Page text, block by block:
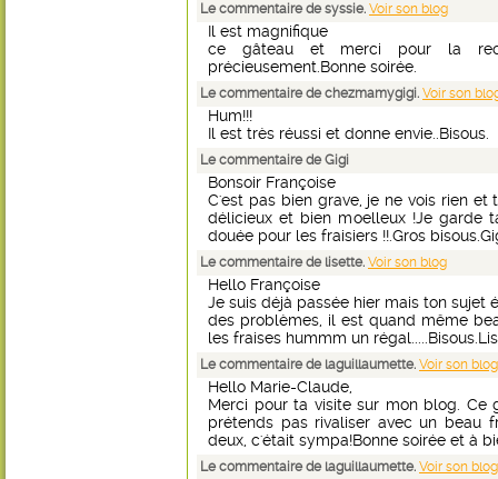
Le commentaire de syssie. Voir son blog
Il est magnifique
ce gâteau et merci pour la
précieusement.Bonne soirée.
Le commentaire de chezmamygigi. Voir son
Hum!!!
Il est très réussi et donne envie..Bisous.
Le commentaire de Gigi
Bonsoir Françoise
C'est pas bien grave, je ne vois rien
délicieux et bien moelleux !Je garde
douée pour les fraisiers !!.Gros
Le commentaire de lisette. Voir son blog
Hello Françoise
Je suis déjà passée hier mais ton sujet
des problèmes, il est quand même
les fraises hummm un
Le commentaire de laguillaumette. Voir son blog
Hello Marie-Claude,
Merci pour ta visite sur mon blog. Ce
prétends pas rivaliser avec un beau
deux, c'était sympa!Bonne soirée et à
Le commentaire de laguillaumette. Voir son blog